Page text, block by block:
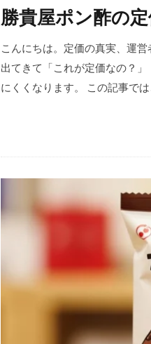
勝貴屋ポン酢の
こんにちは。定価の真実、運
出てきて「これが定価なの？
にくくなります。 この記事で